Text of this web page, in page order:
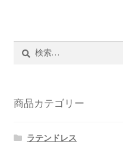
商品カテゴリー
ラテンドレス